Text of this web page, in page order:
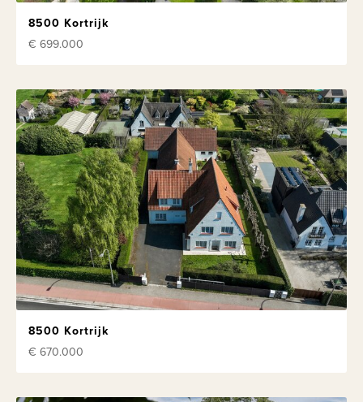
8500 Kortrijk
€ 699.000
8500 Kortrijk
€ 670.000